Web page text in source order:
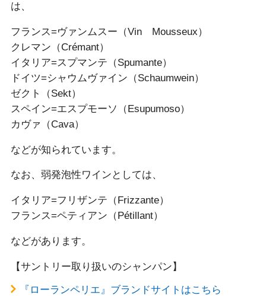
は、
フランス=ヴァンムスー（Vin Mousseux）
クレマン（Crémant）
イタリア=スプマンテ（Spumante）
ドイツ=シャウムヴァイン（Schaumwein）
ゼクト（Sekt）
スペイン=エスプモーソ（Esupumoso）
カヴァ（Cava）
などが知られています。
なお、弱発泡性ワインとしては、
イタリア=フリザンテ（Frizzante）
フランス=ペティアン（Pétillant）
などがあります。
【サントリー取り扱いのシャンパン】
『ローランペリエ』ブランドサイトはこちら